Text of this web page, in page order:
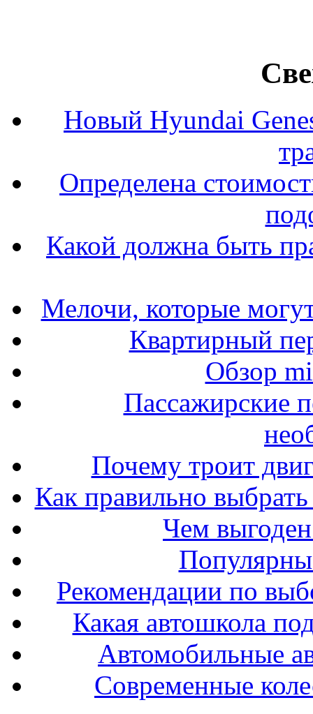
Новый Hyundai
Определена
Какой должна быть
Мелочи, которые
Квартирный
Обзор
Пассажирские
Почему троит
Как правильно выбрать
Чем
Рекомендации по
Какая автошкола
Автомобильные
Современные